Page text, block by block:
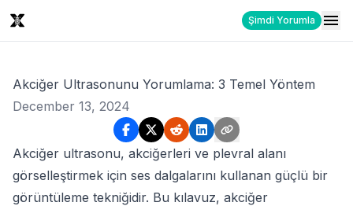
Şimdi Yorumla
Akciğer Ultrasonunu Yorumlama: 3 Temel Yöntem
December 13, 2024
Akciğer ultrasonu, akciğerleri ve plevral alanı
görselleştirmek için ses dalgalarını kullanan güçlü bir
görüntüleme tekniğidir. Bu kılavuz, akciğer